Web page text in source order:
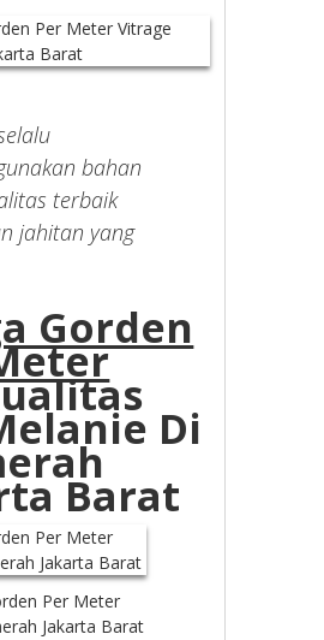
bahan
terbaik
jahitan yang
Gorden
Di
Barat
Per Meter
Jakarta Barat